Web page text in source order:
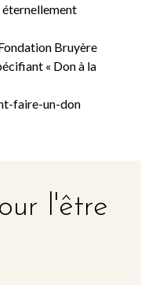
éternellement
Bruyère
« Don à la
faire-un-don
l'être